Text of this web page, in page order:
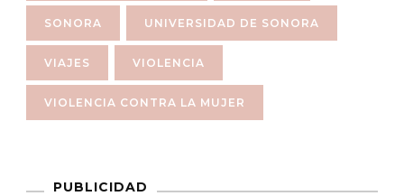
SONORA UNIVERSIDAD DE SONORA
VIAJES VIOLENCIA
VIOLENCIA CONTRA LA MUJER
PUBLICIDAD